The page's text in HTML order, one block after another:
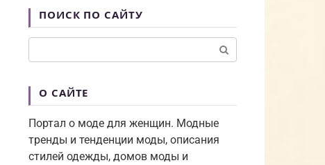
ПОИСК ПО САЙТУ
О САЙТЕ
Портал о моде для женщин. Модные
тренды и тенденции моды, описания
стилей одежды, домов моды и